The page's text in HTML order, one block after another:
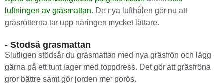
luftningen av gräsmattan. De nya lufthålen gör nu att
gräsrötterna tar upp näringen mycket lättare.
- Stödså gräsmattan
Slutligen stödsår du gräsmattan med nya gräsfrön och lägg
gärna på ett tunt lager med toppdress. Det gör att gräsfröna
gror bättre samt gör jorden mer porös.